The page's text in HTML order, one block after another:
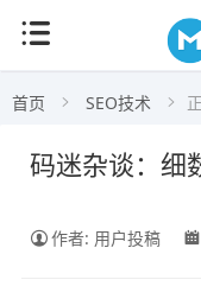
首页 SEO技术
码迷杂谈：细
作者: 用户投稿